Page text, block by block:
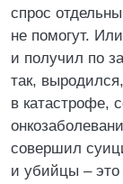
спрос
не помогут.
и получил по
так,
в катастрофе,
совершил
и убийцы – это